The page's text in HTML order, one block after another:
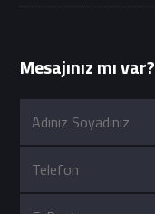
Mesajınız mı var?